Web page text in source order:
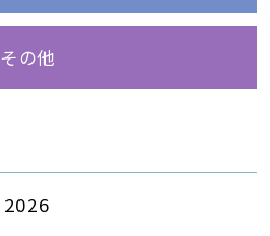
その他
2026